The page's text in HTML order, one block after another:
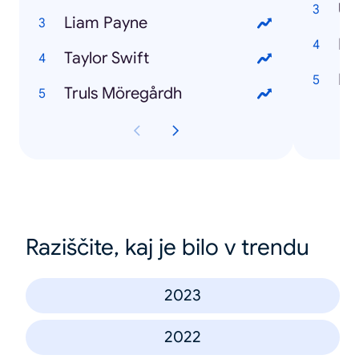
Liam Payne
Taylor Swift
Truls Möregårdh
Raziščite, kaj je bilo v trendu
2023
2022